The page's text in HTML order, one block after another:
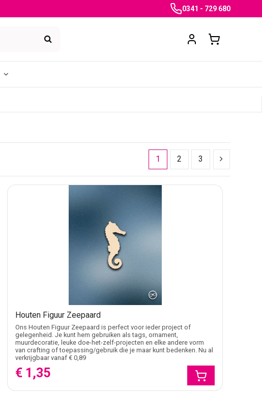
0341 - 729 680
1 2 3
Houten Figuur Zeepaard
Ons Houten Figuur Zeepaard is perfect voor ieder project of
gelegenheid. Je kunt hem gebruiken als tags, ornament,
muurdecoratie, leuke doe-het-zelf-projecten en elke andere vorm
van crafting of toepassing/gebruik die je maar kunt bedenken. Nu al
verkrijgbaar vanaf € 0,89
€ 1,35